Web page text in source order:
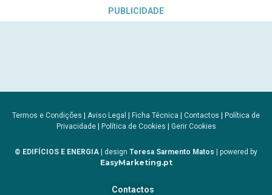
PUBLICIDADE
Termos e Condições | Aviso Legal | Ficha Técnica | Contactos | Política de
Privacidade| Política de Cookies | Gerir Cookies
© EDIFÍCIOS E ENERGIA | design Teresa Sarmento Matos | powered by
EasyMarketing.pt
Contactos